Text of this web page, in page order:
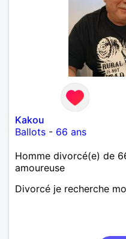
Kakou
Ballots - 66 ans
Homme divorcé(e) de
amoureuse
Divorcé je recherche